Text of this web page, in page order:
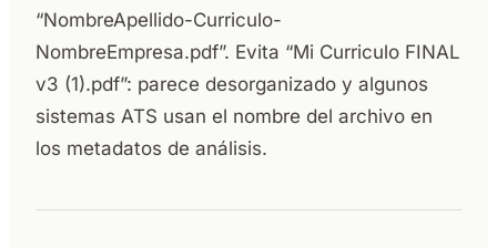
“NombreApellido-Curriculo-
NombreEmpresa.pdf”. Evita “Mi Curriculo FINAL
v3 (1).pdf”: parece desorganizado y algunos
sistemas ATS usan el nombre del archivo en
los metadatos de análisis.